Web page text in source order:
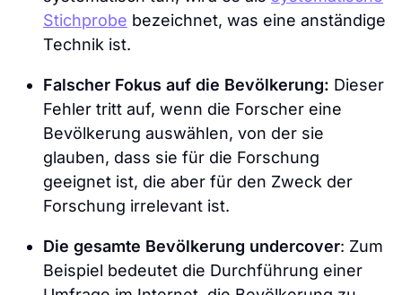
Stichprobe bezeichnet, was eine anständige
Technik ist.
Falscher Fokus auf die Bevölkerung: Dieser
Fehler tritt auf, wenn die Forscher eine
Bevölkerung auswählen, von der sie
glauben, dass sie für die Forschung
geeignet ist, die aber für den Zweck der
Forschung irrelevant ist.
Die gesamte Bevölkerung undercover: Zum
Beispiel bedeutet die Durchführung einer